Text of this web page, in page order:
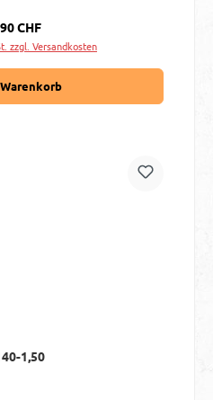
Preis:
CHF
zzgl. Versandkosten
1,50